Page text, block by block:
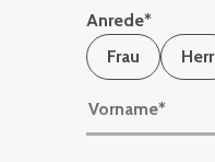
Anrede*
Frau
Herr
Vorname*